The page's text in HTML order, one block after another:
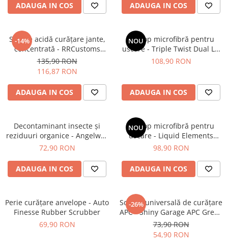
ADAUGA IN COS ADAUGA IN COS
-14%
Soluție acidă curăţare jante,
concentrată - RRCustoms
Wheel Cleaner Acid (5L)
135,90 RON
116,87 RON
ADAUGA IN COS
NOU
Prosop microfibră pentru
uscare - Triple Twist Dual LG
Drying Towel - Mammoth
108,90 RON
ADAUGA IN COS
Decontaminant insecte și
reziduuri organice - Angelwax
Revenge (500ml)
72,90 RON
ADAUGA IN COS
NOU
Prosop microfibră pentru
uscare - Liquid Elements
Black Hole XL Blue
98,90 RON
ADAUGA IN COS
Perie curățare anvelope - Auto
Finesse Rubber Scrubber
69,90 RON
-26%
Soluție universală de curățare
APC - Shiny Garage APC Green
(1L)
73,90 RON
54,90 RON